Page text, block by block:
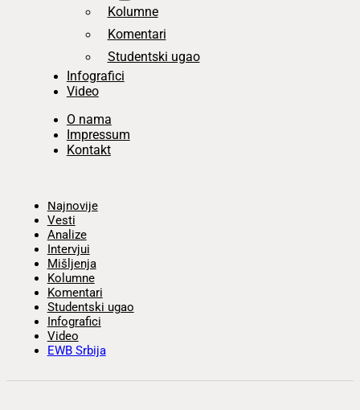
Kolumne
Komentari
Studentski ugao
Infografici
Video
O nama
Impressum
Kontakt
Najnovije
Vesti
Analize
Intervjui
Mišljenja
Kolumne
Komentari
Studentski ugao
Infografici
Video
EWB Srbija